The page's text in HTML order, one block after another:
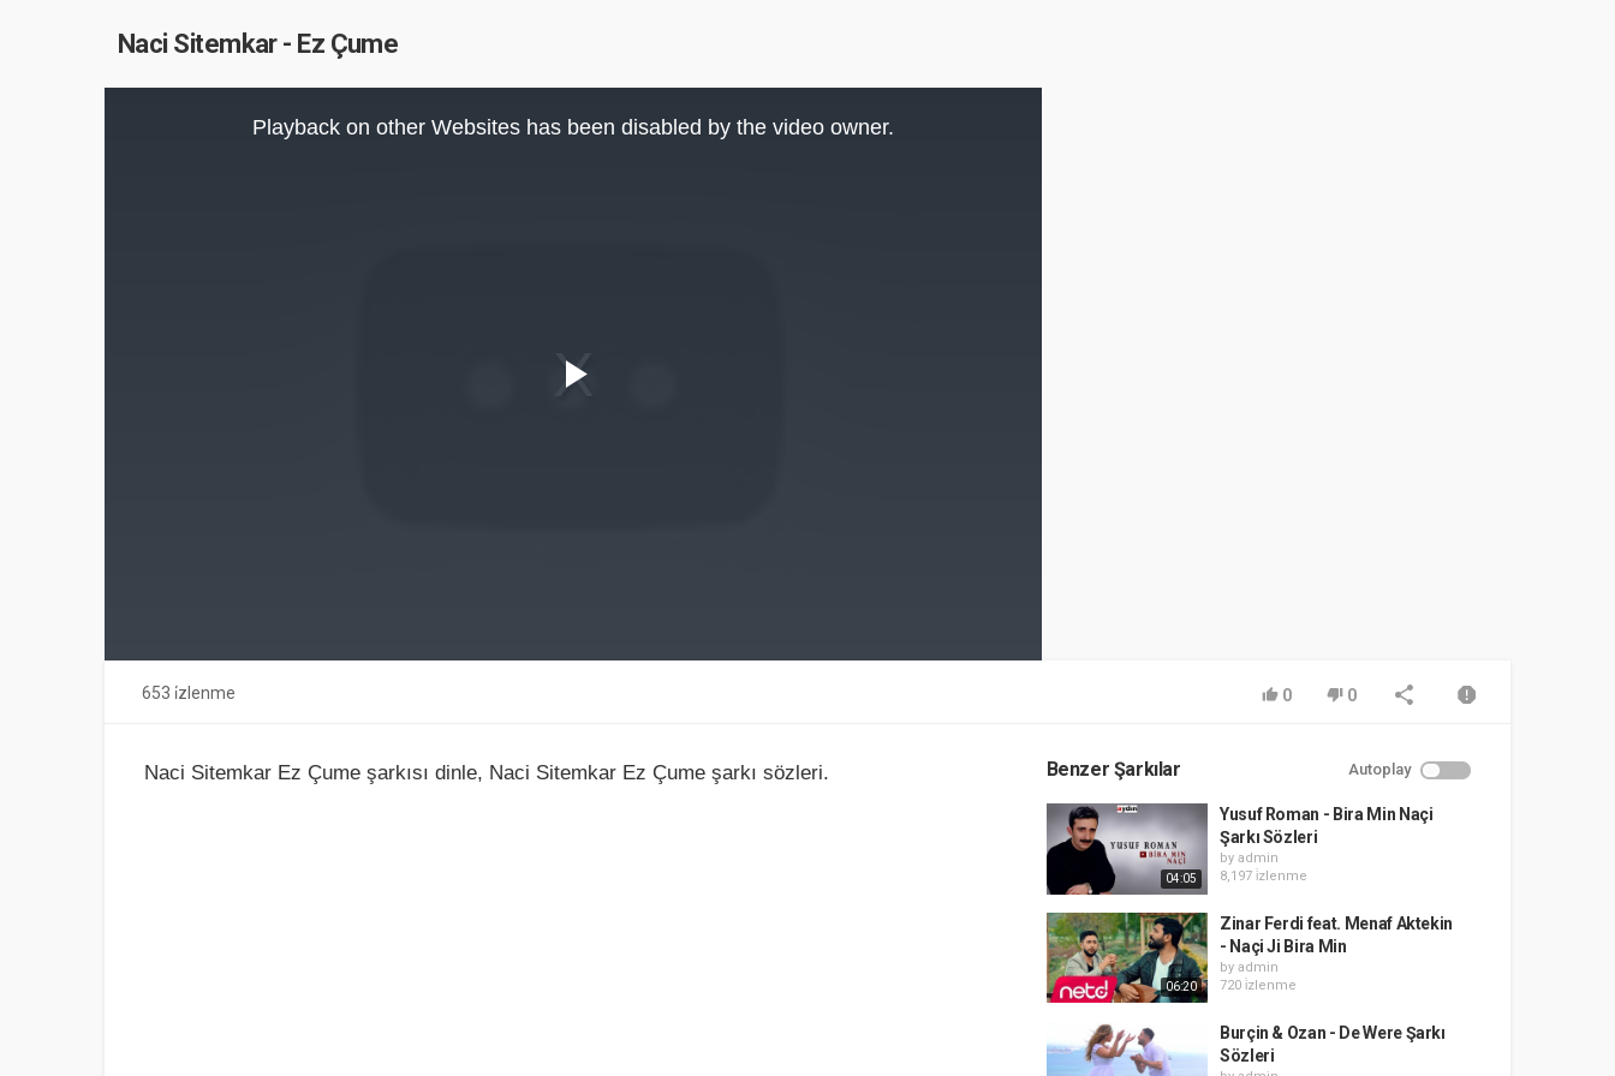
Naci Sitemkar - Ez Çume
Playback on other Websites has been disabled by the video owner.
653 i̇zlenme 0 0
Naci Sitemkar Ez Çume şarkısı dinle, Naci Sitemkar Ez Çume şarkı sözleri. Benzer Şarkılar Autoplay
04:05
Yusuf Roman - Bira Min Naçi
Şarkı Sözleri
by admin
8,197 i̇zlenme
06:20
Zinar Ferdi feat. Menaf Aktekin
- Naçi Ji Bira Min
by admin
720 i̇zlenme
Burçin & Ozan - De Were Şarkı
Sözleri